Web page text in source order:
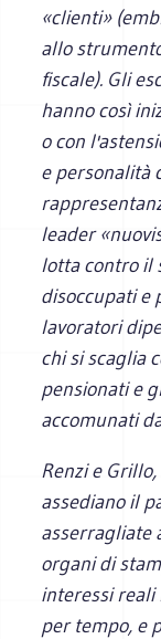
«clienti»
allo
fiscale). Gli
hanno così
o con
e personalità
leader
lotta contro il
disoccupati e
lavoratori
chi si scaglia
pensionati e
accomunati
Renzi e
assediano il
asserragliate
organi di
interessi reali
per tempo, e